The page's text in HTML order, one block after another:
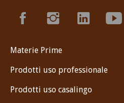
Materie Prime
Prodotti uso professionale
Prodotti uso casalingo